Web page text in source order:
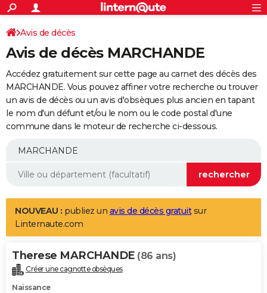
ACTUALITÉS
Politique
Société
Faits Divers
Education
Monde
Villes
+
SPORT
Coupe du monde 2026
Football
Tennis
Cyclisme
Rugby
Forum
Programme TV
TNT
Streaming
Cinéma
Sorties cinéma
Musique
+
FINANCE
Impôts
Immobilier
Risques naturels par ville
Banque
Assurance
Crédit
AUTO
Essais
Réserver un essai
Citadines
Berlines
SUV
Forum auto
+
Mobiles
Meilleur smartphone
Internet
Ordinateurs
Jeux vidéo
Guide high-tech
Aménagement intérieur
LIFESTYLE
Art de vivre
Bien-être
Loisirs
Mode
Modes de vie
Alimentation
Guide de la santé
Maladies
Médicaments
Sommeil
VOYAGE
Destinations
City break
Voyage nature
Voyage de noces
Forum
Climat
+PHOTO
Avis de décès
Avis de décès MARCHANDE
Accédez gratuitement sur cette page au carnet des décès des
MARCHANDE. Vous pouvez affiner votre recherche ou trouver
un avis de décès ou un avis d'obsèques plus ancien en tapant
le nom d'un défunt et/ou le nom ou le code postal d'une
commune dans le moteur de recherche ci-dessous.
NOUVEAU : publiez un avis de décès gratuitsur
Linternaute.com
Therese MARCHANDE (86 ans)
Créer une cagnotte obsèques
Naissance